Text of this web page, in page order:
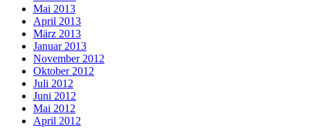
Mai 2013
April 2013
März 2013
Januar 2013
November 2012
Oktober 2012
Juli 2012
Juni 2012
Mai 2012
April 2012